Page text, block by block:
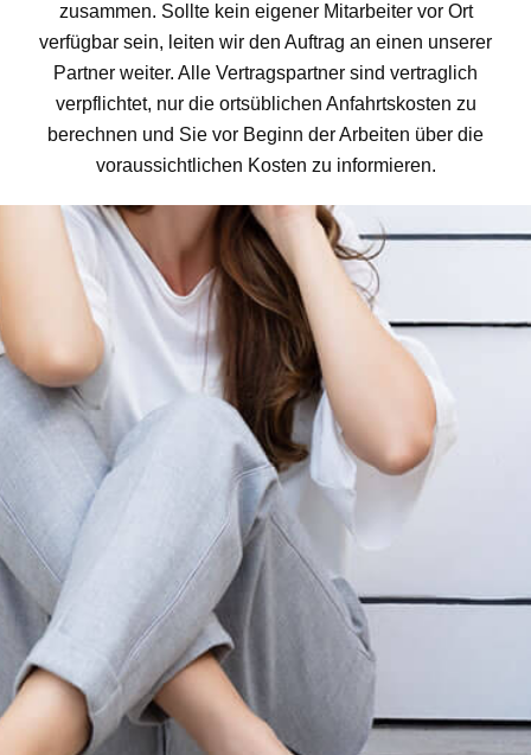
zusammen. Sollte kein eigener Mitarbeiter vor Ort
verfügbar sein, leiten wir den Auftrag an einen unserer
Partner weiter. Alle Vertragspartner sind vertraglich
verpflichtet, nur die ortsüblichen Anfahrtskosten zu
berechnen und Sie vor Beginn der Arbeiten über die
voraussichtlichen Kosten zu informieren.